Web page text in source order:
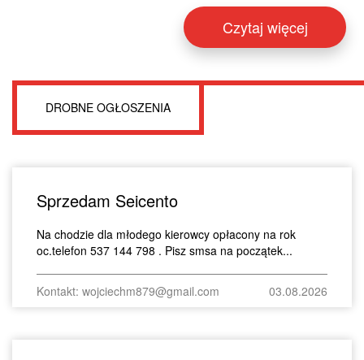
Czytaj więcej
DROBNE OGŁOSZENIA
Sprzedam Seicento
Na chodzie dla młodego kierowcy opłacony na rok
oc.telefon 537 144 798 . Pisz smsa na początek...
Kontakt: wojciechm879@gmail.com 03.08.2026